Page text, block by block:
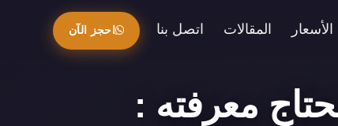
الأسعار المقالات اتصل بنا احجز الآن
معرفته :